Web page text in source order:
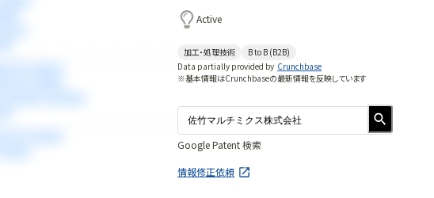
Active
加工・処理技術
B to B (B2B)
Data partially provided by Crunchbase
※基本情報はCrunchbaseの最新情報を反映しています
Google Patent 検索
情報修正依頼